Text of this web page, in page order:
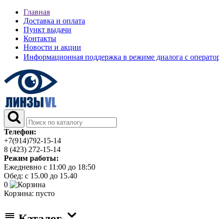
Главная
Доставка и оплата
Пункт выдачи
Контакты
Новости и акции
Информационная поддержка в режиме диалога с
Телефон:
+7(914)792-15-14
8 (423) 272-15-14
Режим работы:
Ежедневно с 11:00 до 18:50
Обед: с 15.00 до 15.40
0
Корзина: пусто